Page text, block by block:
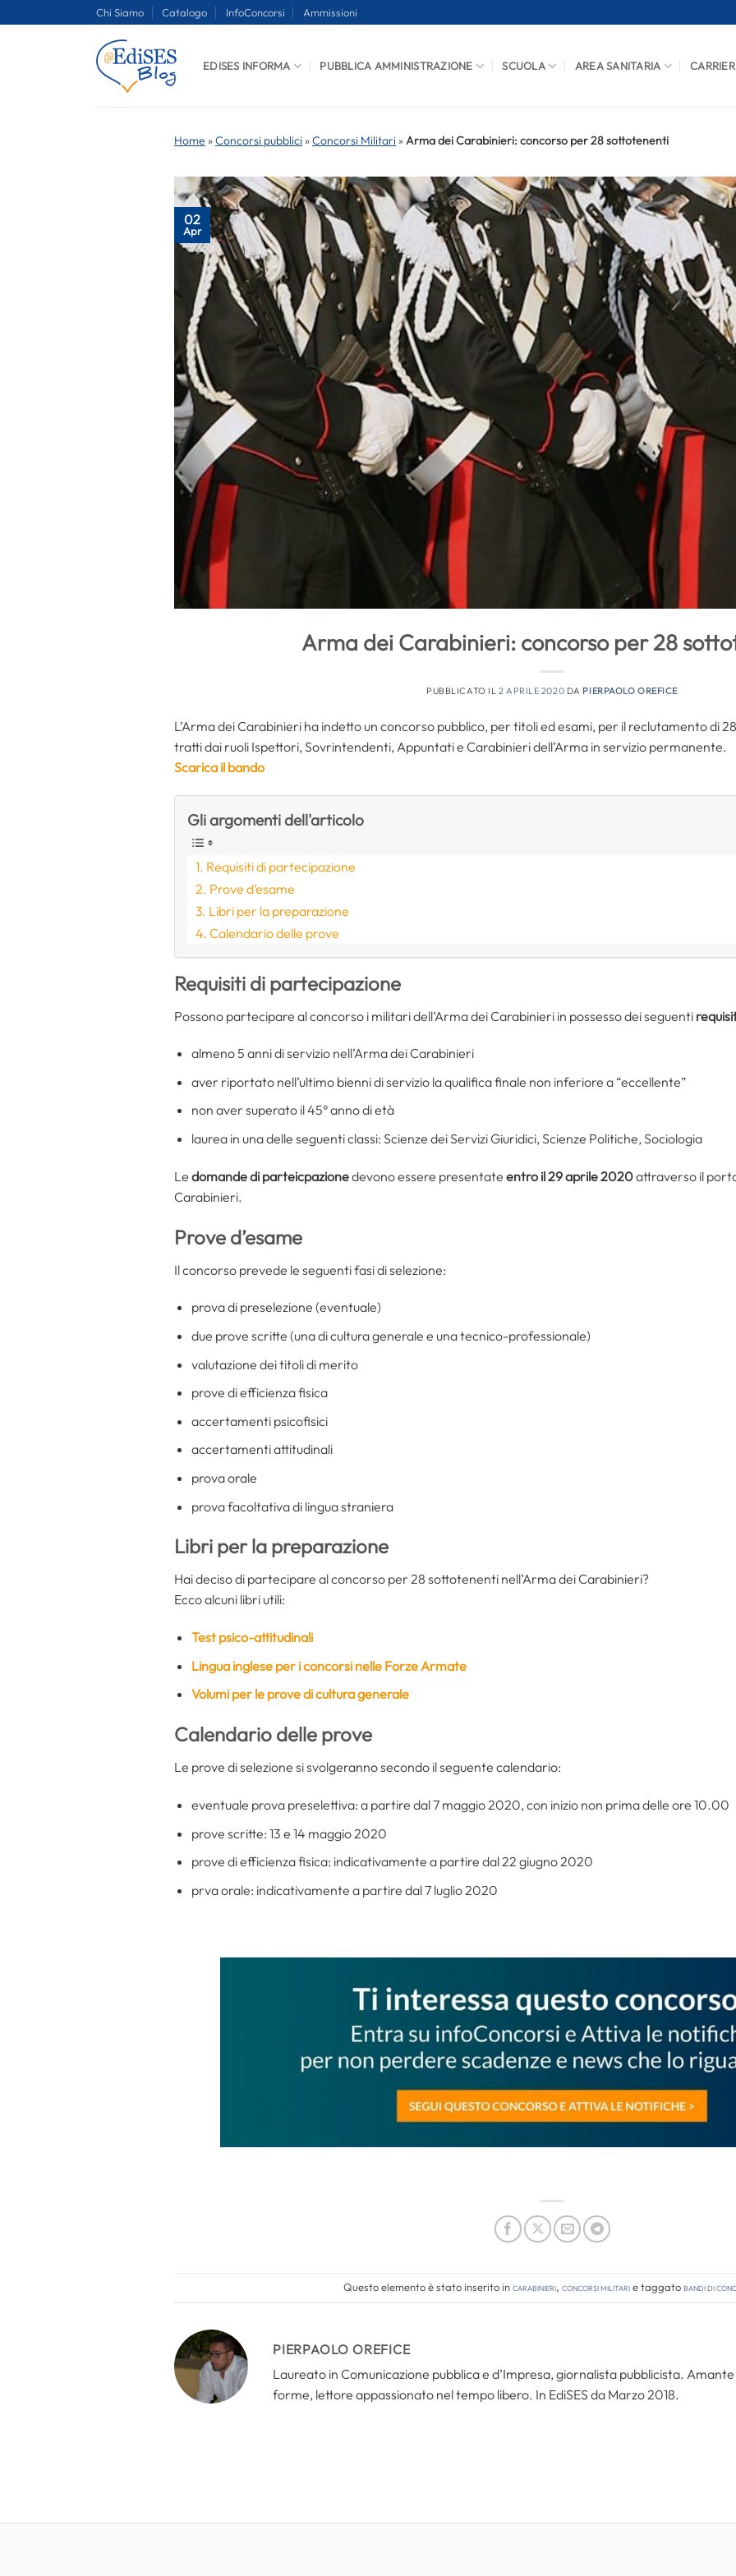
Chi Siamo Catalogo InfoConcorsi Ammissioni
EDISES INFORMA PUBBLICA AMMINISTRAZIONE SCUOLA AREA SANITARIA
Home »Concorsi pubblici »Concorsi Militari »Arma dei Carabinieri: concorso per 28 sottotenenti
02
Apr
Arma dei Carabinieri: concorso per 28
PUBBLICATO IL 2 APRILE 2020 DA PIERPAOLO OREFICE
L’Arma dei Carabinieri ha indetto un concorso pubblico, per titoli ed esami, per il reclutamento di
tratti dai ruoli Ispettori, Sovrintendenti, Appuntati e Carabinieri dell’Arma in servizio permanente.
Scarica il bando
Gli argomenti dell'articolo
Requisiti di partecipazione
Prove d’esame
Libri per la preparazione
Calendario delle prove
Requisiti di partecipazione
Possono partecipare al concorso i militari dell’Arma dei Carabinieri in possesso dei seguenti
almeno 5 anni di servizio nell’Arma dei Carabinieri
aver riportato nell’ultimo bienni di servizio la qualifica finale non inferiore a “eccellente”
non aver superato il 45° anno di età
laurea in una delle seguenti classi: Scienze dei Servizi Giuridici, Scienze Politiche, Sociologia
Le domande di parteicpazionedevono essere presentate entro il 29 aprile 2020attraverso il
Carabinieri.
Prove d’esame
Il concorso prevede le seguenti fasi di selezione:
prova di preselezione (eventuale)
due prove scritte (una di cultura generale e una tecnico-professionale)
valutazione dei titoli di merito
prove di efficienza fisica
accertamenti psicofisici
accertamenti attitudinali
prova orale
prova facoltativa di lingua straniera
Libri per la preparazione
Hai deciso di partecipare al concorso per 28 sottotenenti nell’Arma dei Carabinieri?
Ecco alcuni libri utili:
Test psico-attitudinali
Lingua inglese per i concorsi nelle Forze Armate
Volumi per le prove di cultura generale
Calendario delle prove
Le prove di selezione si svolgeranno secondo il seguente calendario:
eventuale prova preselettiva: a partire dal 7 maggio 2020, con inizio non prima delle ore 10.00
prove scritte: 13 e 14 maggio 2020
prove di efficienza fisica: indicativamente a partire dal 22 giugno 2020
prva orale: indicativamente a partire dal 7 luglio 2020
Questo elemento è stato inserito inCarabinieri, Concorsi Militarie taggatobandi di
PIERPAOLO OREFICE
Laureato in Comunicazione pubblica e d’Impresa, giornalista pubblicista.
forme, lettore appassionato nel tempo libero. In EdiSES da Marzo 2018.